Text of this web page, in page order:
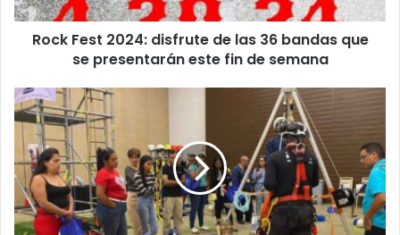
que
presentarán
fin
de
semana
Rock Fest 2024: disfrute de las 36 bandas que
se presentarán este fin de semana
¿No
tiene
planes
para
el
fin
de
semana?